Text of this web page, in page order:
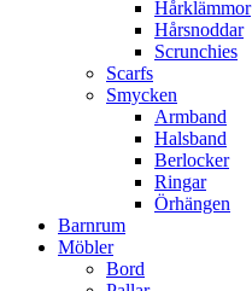
Hårklämmor
Hårsnoddar
Scrunchies
Scarfs
Smycken
Armband
Halsband
Berlocker
Ringar
Örhängen
Barnrum
Möbler
Bord